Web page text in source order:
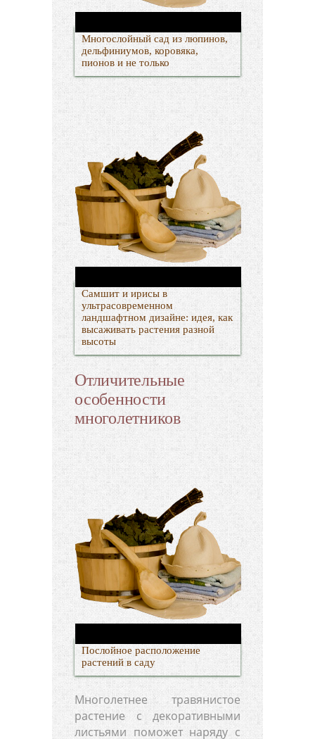
Многослойный сад из люпинов,
дельфиниумов, коровяка,
пионов и не только
Самшит и ирисы в
ультрасовременном
ландшафтном дизайне: идея, как
высаживать растения разной
высоты
Отличительные
особенности
многолетников
Послойное расположение
растений в саду
Многолетнее травянистое
растение с декоративными
листьями поможет наряду с